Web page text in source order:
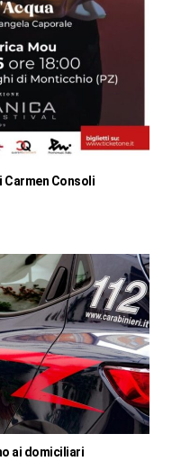
Consoli
ai domiciliari